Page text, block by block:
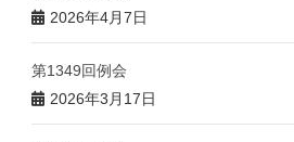
2026年4月7日
第1349回例会
2026年3月17日